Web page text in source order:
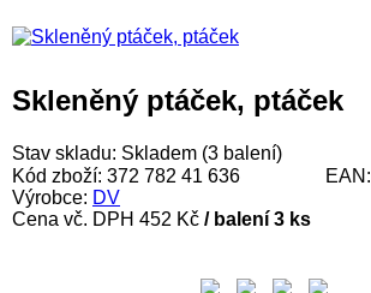
Skleněný ptáček, ptáček
Stav skladu: Skladem (3 balení)
Kód zboží: 372 782 41 636 EAN:
Výrobce: DV
Cena vč. DPH 452 Kč / balení 3 ks